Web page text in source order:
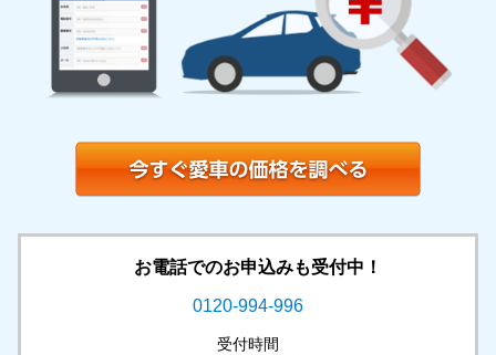
お電話でのお申込みも受付中！
0120-994-996
受付時間